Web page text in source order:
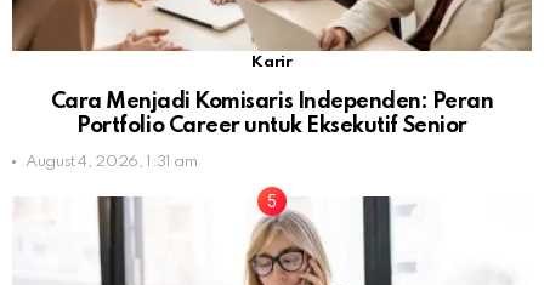
Karir
Cara Menjadi Komisaris Independen: Peran
Portfolio Career untuk Eksekutif Senior
August 4, 2026, 1:31 am